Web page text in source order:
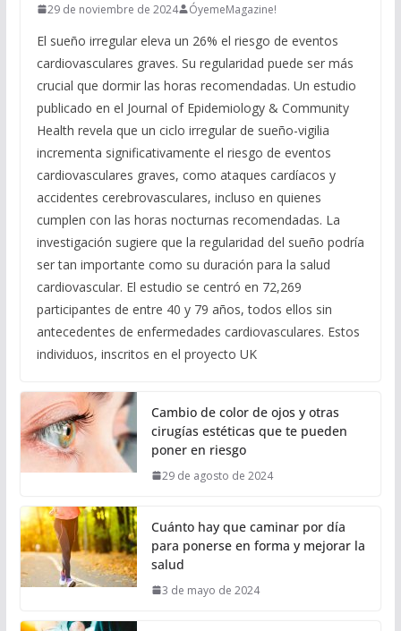
29 de noviembre de 2024 ÓyemeMagazine!
El sueño irregular eleva un 26% el riesgo de eventos
cardiovasculares graves. Su regularidad puede ser más
crucial que dormir las horas recomendadas. Un estudio
publicado en el Journal of Epidemiology & Community
Health revela que un ciclo irregular de sueño-vigilia
incrementa significativamente el riesgo de eventos
cardiovasculares graves, como ataques cardíacos y
accidentes cerebrovasculares, incluso en quienes
cumplen con las horas nocturnas recomendadas. La
investigación sugiere que la regularidad del sueño podría
ser tan importante como su duración para la salud
cardiovascular. El estudio se centró en 72,269
participantes de entre 40 y 79 años, todos ellos sin
antecedentes de enfermedades cardiovasculares. Estos
individuos, inscritos en el proyecto UK
Cambio de color de ojos y otras
cirugías estéticas que te pueden
poner en riesgo
29 de agosto de 2024
Cuánto hay que caminar por día
para ponerse en forma y mejorar la
salud
3 de mayo de 2024